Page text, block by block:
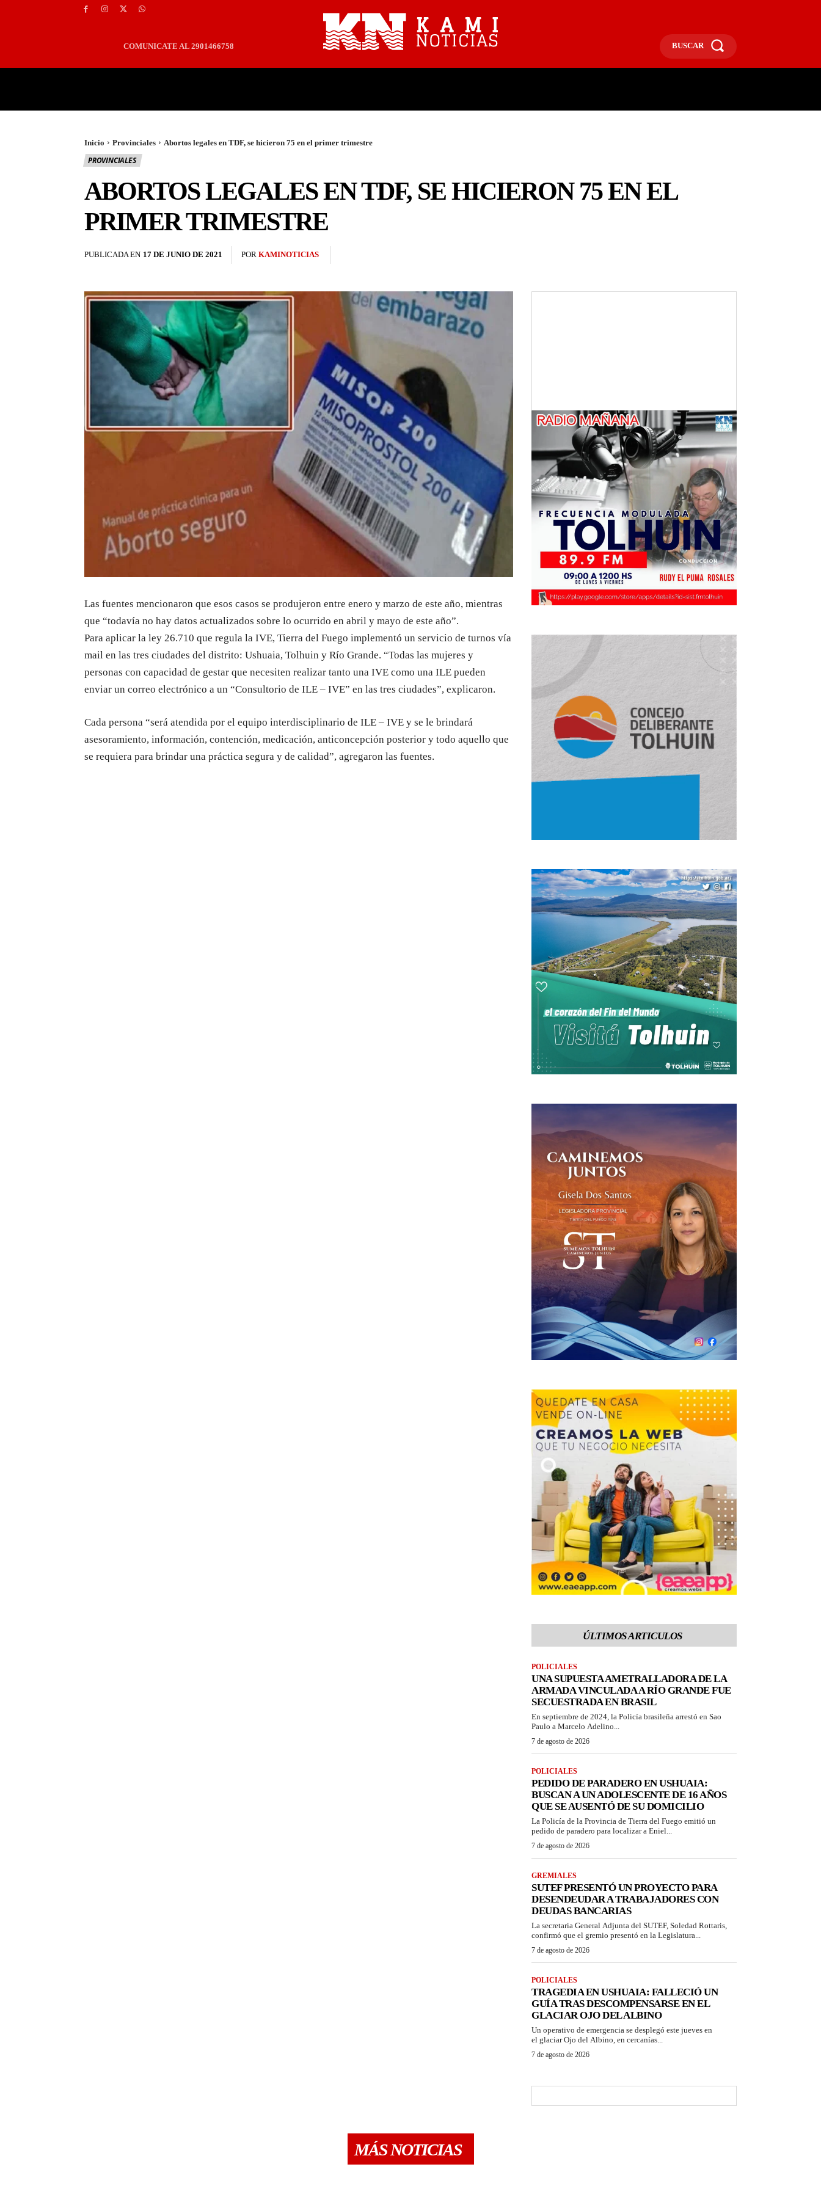
COMUNICATE AL 2901466758 BUSCAR
Inicio Provinciales Abortos legales en TDF, se hicieron 75 en el primer trimestre
PROVINCIALES
ABORTOS LEGALES EN TDF, SE HICIERON 75 EN EL
PRIMER TRIMESTRE
PUBLICADA EN 17 DE JUNIO DE 2021 POR KAMINOTICIAS
Las fuentes mencionaron que esos casos se produjeron entre enero y marzo de este año, mientras
que “todavía no hay datos actualizados sobre lo ocurrido en abril y mayo de este año”.
Para aplicar la ley 26.710 que regula la IVE, Tierra del Fuego implementó un servicio de turnos vía
mail en las tres ciudades del distrito: Ushuaia, Tolhuin y Río Grande. “Todas las mujeres y
personas con capacidad de gestar que necesiten realizar tanto una IVE como una ILE pueden
enviar un correo electrónico a un “Consultorio de ILE – IVE” en las tres ciudades”, explicaron.
Cada persona “será atendida por el equipo interdisciplinario de ILE – IVE y se le brindará
asesoramiento, información, contención, medicación, anticoncepción posterior y todo aquello que
se requiera para brindar una práctica segura y de calidad”, agregaron las fuentes.
ÚLTIMOS ARTICULOS
POLICIALES
UNA SUPUESTA AMETRALLADORA DE LA
ARMADA VINCULADA A RÍO GRANDE FUE
SECUESTRADA EN BRASIL
En septiembre de 2024, la Policía brasileña arrestó en Sao
Paulo a Marcelo Adelino...
7 de agosto de 2026
POLICIALES
PEDIDO DE PARADERO EN USHUAIA:
BUSCAN A UN ADOLESCENTE DE 16 AÑOS
QUE SE AUSENTÓ DE SU DOMICILIO
La Policía de la Provincia de Tierra del Fuego emitió un
pedido de paradero para localizar a Eniel...
7 de agosto de 2026
GREMIALES
SUTEF PRESENTÓ UN PROYECTO PARA
DESENDEUDAR A TRABAJADORES CON
DEUDAS BANCARIAS
La secretaria General Adjunta del SUTEF, Soledad Rottaris,
confirmó que el gremio presentó en la Legislatura...
7 de agosto de 2026
POLICIALES
TRAGEDIA EN USHUAIA: FALLECIÓ UN
GUÍA TRAS DESCOMPENSARSE EN EL
GLACIAR OJO DEL ALBINO
Un operativo de emergencia se desplegó este jueves en
el glaciar Ojo del Albino, en cercanías...
7 de agosto de 2026
MÁS NOTICIAS